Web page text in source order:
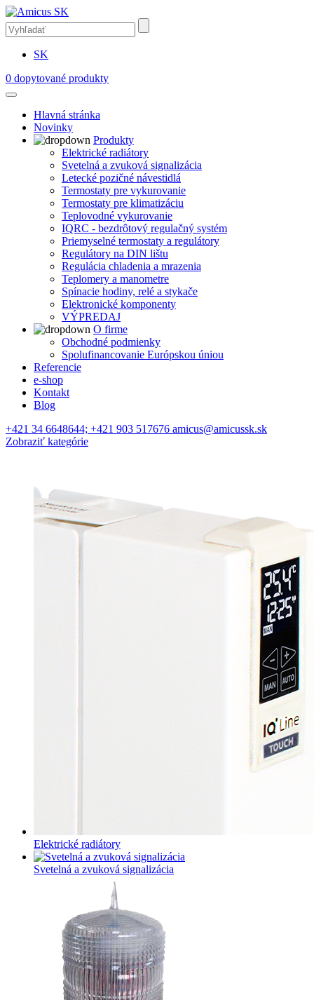
SK
0 dopytované produkty
Hlavná stránka
Novinky
Produkty
Elektrické radiátory
Svetelná a zvuková signalizácia
Letecké pozičné návestidlá
Termostaty pre vykurovanie
Termostaty pre klimatizáciu
Teplovodné vykurovanie
IQRC - bezdrôtový regulačný systém
Priemyselné termostaty a regulátory
Regulátory na DIN lištu
Regulácia chladenia a mrazenia
Teplomery a manometre
Spínacie hodiny, relé a stykače
Elektronické komponenty
VÝPREDAJ
O firme
Obchodné podmienky
Spolufinancovanie Európskou úniou
Referencie
e-shop
Kontakt
Blog
+421 34 6648644; +421 903 517676 amicus@amicussk.sk
Zobraziť kategórie
Elektrické radiátory
Svetelná a zvuková signalizácia